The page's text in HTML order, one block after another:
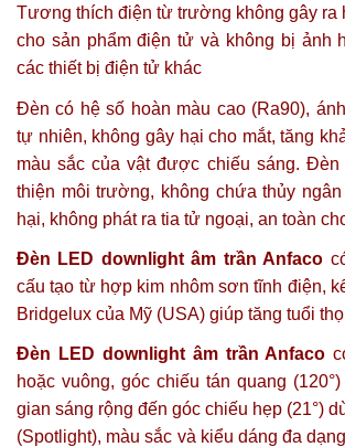
Tương thích điện từ trường không gây ra
cho sản phẩm điện tử và không bị ảnh
các thiết bị điện tử khác
Đèn có hệ số hoàn màu cao (Ra90),
tự nhiên, không gây hại cho mắt, tăng
màu sắc của vật được chiếu sáng. Đèn
thiện môi trường, không chứa thủy
hại, không phát ra tia tử ngoại, an toàn
Đèn LED downlight âm trần Anfaco
cấu tạo từ hợp kim nhôm sơn tĩnh điện,
Bridgelux của Mỹ (USA) giúp tăng tuổi
Đèn LED downlight âm trần Anfaco
hoặc vuông, góc chiếu tán quang
gian sáng rộng đến góc chiếu hẹp (21°)
(Spotlight), màu sắc và kiểu dáng đa